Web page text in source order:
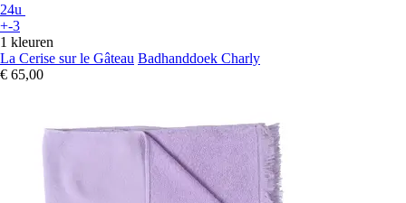
24u
+-3
1 kleuren
La Cerise sur le Gâteau Badhanddoek Charly
€ 65,00